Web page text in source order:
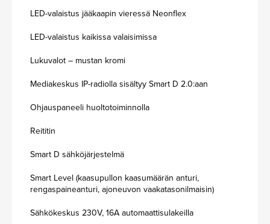
LED-valaistus jääkaapin vieressä Neonflex
LED-valaistus kaikissa valaisimissa
Lukuvalot – mustan kromi
Mediakeskus IP-radiolla sisältyy Smart D 2.0:aan
Ohjauspaneeli huoltotoiminnolla
Reititin
Smart D sähköjärjestelmä
Smart Level (kaasupullon kaasumäärän anturi,
rengaspaineanturi, ajoneuvon vaakatasonilmaisin)
Sähkökeskus 230V, 16A automaattisulakeilla